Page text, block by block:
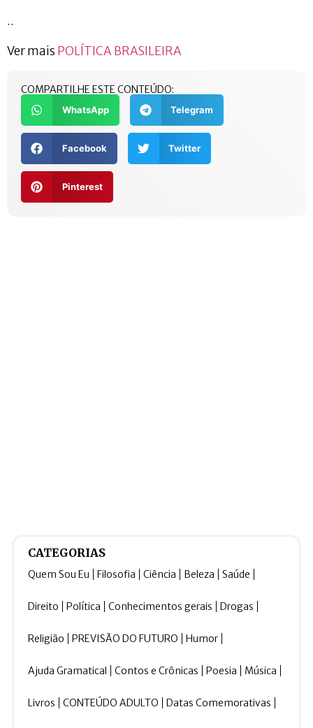
..
Ver mais POLÍTICA BRASILEIRA
COMPARTILHE ESTE CONTEÚDO:
WhatsApp Telegram
Facebook Twitter
Pinterest
CATEGORIAS
Quem Sou Eu Filosofia Ciência Beleza Saúde
Direito Política Conhecimentos gerais Drogas
Religião PREVISÃO DO FUTURO Humor
Ajuda Gramatical Contos e Crônicas Poesia Música
Livros CONTEÚDO ADULTO Datas Comemorativas